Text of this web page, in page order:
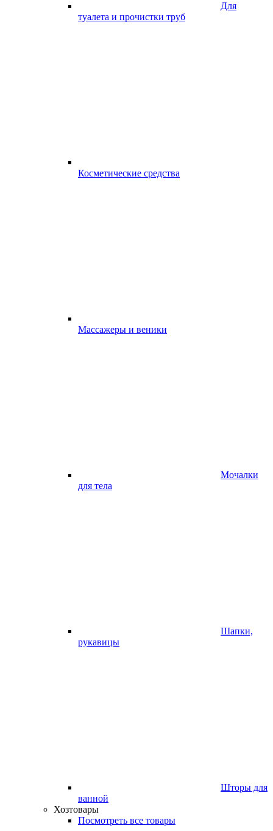
Для
туалета и прочистки труб
Косметические средства
Массажеры и веники
Мочалки
для тела
Шапки,
рукавицы
Шторы для
ванной
Хозтовары
Посмотреть все товары